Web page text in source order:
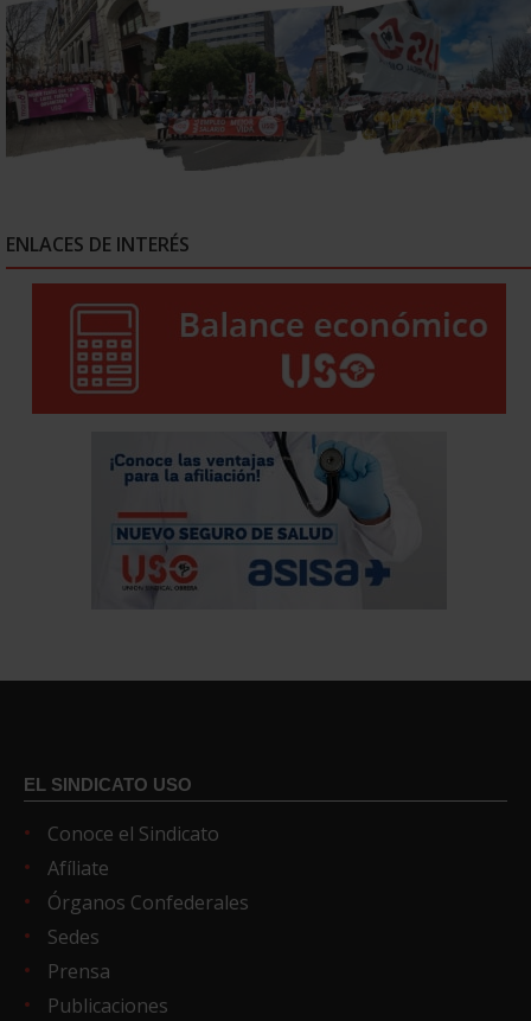
ENLACES DE INTERÉS
EL SINDICATO USO
Conoce el Sindicato
Afíliate
Órganos Confederales
Sedes
Prensa
Publicaciones